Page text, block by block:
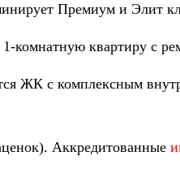
Премиум и Элит
квартиру с
ЖК с комплексным
Аккредитованные и